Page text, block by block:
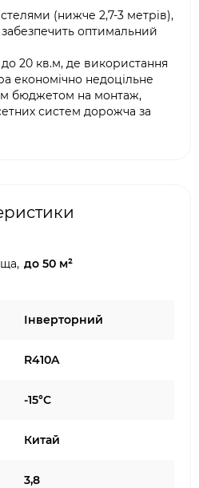
(нижче 2,7-3 метрів),
оптимальний
20 кв.м, де використання
економічно недоцільне
бюджетом на монтаж,
систем дорожча за
до 50 м²
Інверторний
R410A
-15°C
Китай
3,8